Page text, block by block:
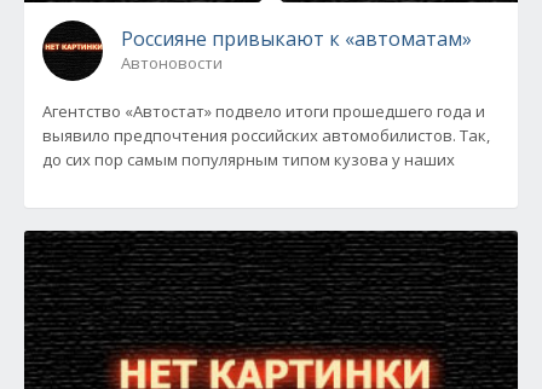
Россияне привыкают к «автоматам»
Автоновости
Агентство «Автостат» подвело итоги прошедшего года и
выявило предпочтения российских автомобилистов. Так,
до сих пор самым популярным типом кузова у наших